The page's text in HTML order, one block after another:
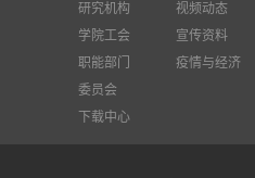
研究机构
学院工会
职能部门
委员会
下载中心
视频动态
宣传资料
疫情与经济